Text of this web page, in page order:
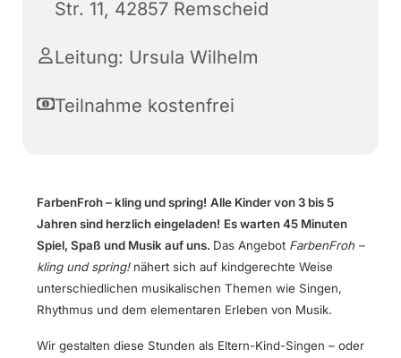
Str. 11, 42857 Remscheid
Leitung: Ursula Wilhelm
Teilnahme kostenfrei
FarbenFroh – kling und spring! Alle Kinder von 3 bis 5
Jahren sind herzlich eingeladen! Es warten 45 Minuten
Spiel, Spaß und Musik auf uns. Das Angebot FarbenFroh –
kling und spring!nähert sich auf kindgerechte Weise
unterschiedlichen musikalischen Themen wie Singen,
Rhythmus und dem elementaren Erleben von Musik.
Wir gestalten diese Stunden als Eltern-Kind-Singen – oder